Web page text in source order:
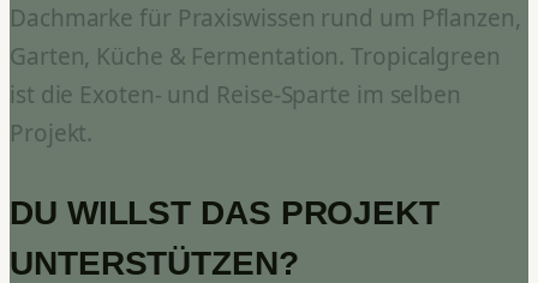
Dachmarke für Praxiswissen rund um Pflanzen,
Garten, Küche & Fermentation. Tropicalgreen
ist die Exoten- und Reise-Sparte im selben
Projekt.
DU WILLST DAS PROJEKT
UNTERSTÜTZEN?